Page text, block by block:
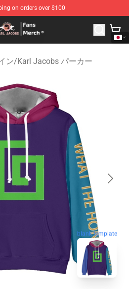
on orders over $100
Karl Jacobs Merchandise
ン/Karl Jacobs パーカー
blank template